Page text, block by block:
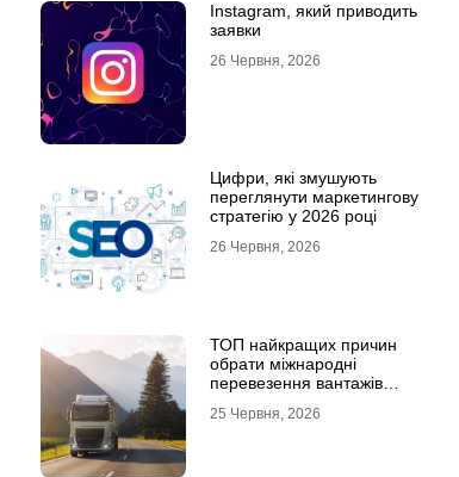
Instagram, який приводить
заявки
26 Червня, 2026
Цифри, які змушують
переглянути маркетингову
стратегію у 2026 році
26 Червня, 2026
ТОП найкращих причин
обрати міжнародні
перевезення вантажів
25 Червня, 2026